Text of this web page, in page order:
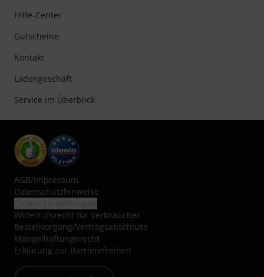
Hilfe-Center
Gutscheine
Kontakt
Ladengeschäft
Service im Überblick
AGB/Impressum
Datenschutzhinweise
Widerrufsrecht für Verbraucher
Bestellvorgang/Vertragsabschluss
Mängelhaftungsrecht
Erklärung zur Barrierefreiheit